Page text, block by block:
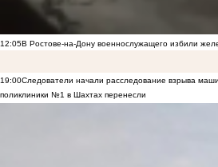
12:05В Ростове-на-Дону военнослужащего избили
19:00Следователи начали расследование взрыва
поликлиники №1 в Шахтах перенесли